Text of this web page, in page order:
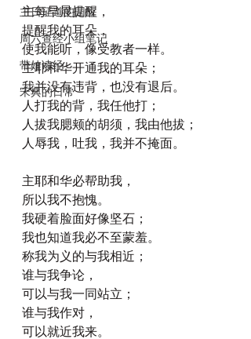
主日证道的回应
周六查经小组笔记
带娃读经
宋典的日常
主每早晨提醒，
提醒我的耳朵，
使我能听，像受教者一样。
主耶和华开通我的耳朵；
我并没有违背，也没有退后。
人打我的背，我任他打；
人拔我腮颊的胡须，我由他拔；
人辱我，吐我，我并不掩面。
主耶和华必帮助我，
所以我不抱愧。
我硬着脸面好像坚石；
我也知道我必不至蒙羞。
称我为义的与我相近；
谁与我争论，
可以与我一同站立；
谁与我作对，
可以就近我来。